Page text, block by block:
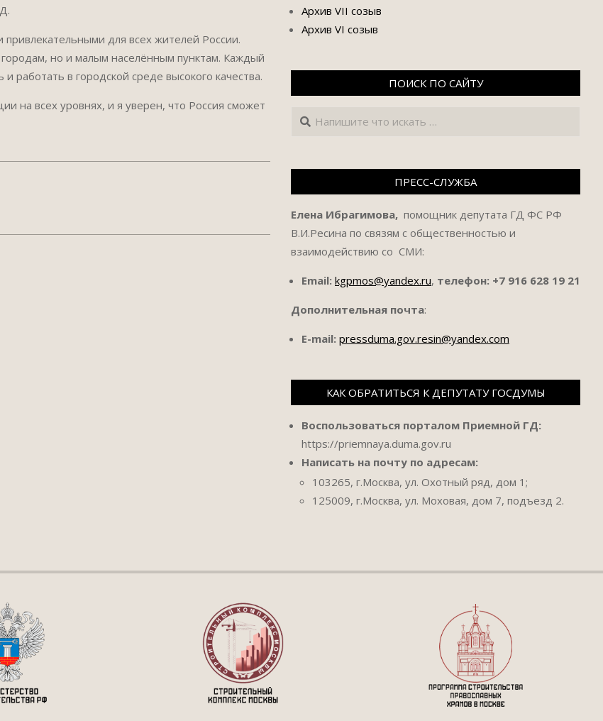
для всех жителей России.
но и малым населённым пунктам. Каждый
работать в городской среде высокого качества.
на всех уровнях, и я уверен, что Россия сможет
Архив VII созыв
Архив VI созыв
ПОИСК ПО САЙТУ
Поиск
ПРЕСС-СЛУЖБА
Елена Ибрагимова, помощник депутата ГД ФС РФ
В.И.Ресина по связям с общественностью и
взаимодействию со СМИ:
Email: kgpmos@yandex.ru, телефон: +7 916 628 19 21
Дополнительная почта:
E-mail: pressduma.gov.resin@yandex.com
КАК ОБРАТИТЬСЯ К ДЕПУТАТУ ГОСДУМЫ
Воспользоваться порталом Приемной ГД:
https://priemnaya.duma.gov.ru
Написать на почту по адресам:
103265, г.Москва, ул. Охотный ряд, дом 1;
125009, г.Москва, ул. Моховая, дом 7, подъезд 2.